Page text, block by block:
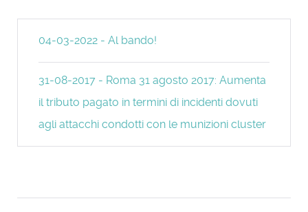
04-03-2022 - Al bando!
31-08-2017 - Roma 31 agosto 2017: Aumenta
il tributo pagato in termini di incidenti dovuti
agli attacchi condotti con le munizioni cluster